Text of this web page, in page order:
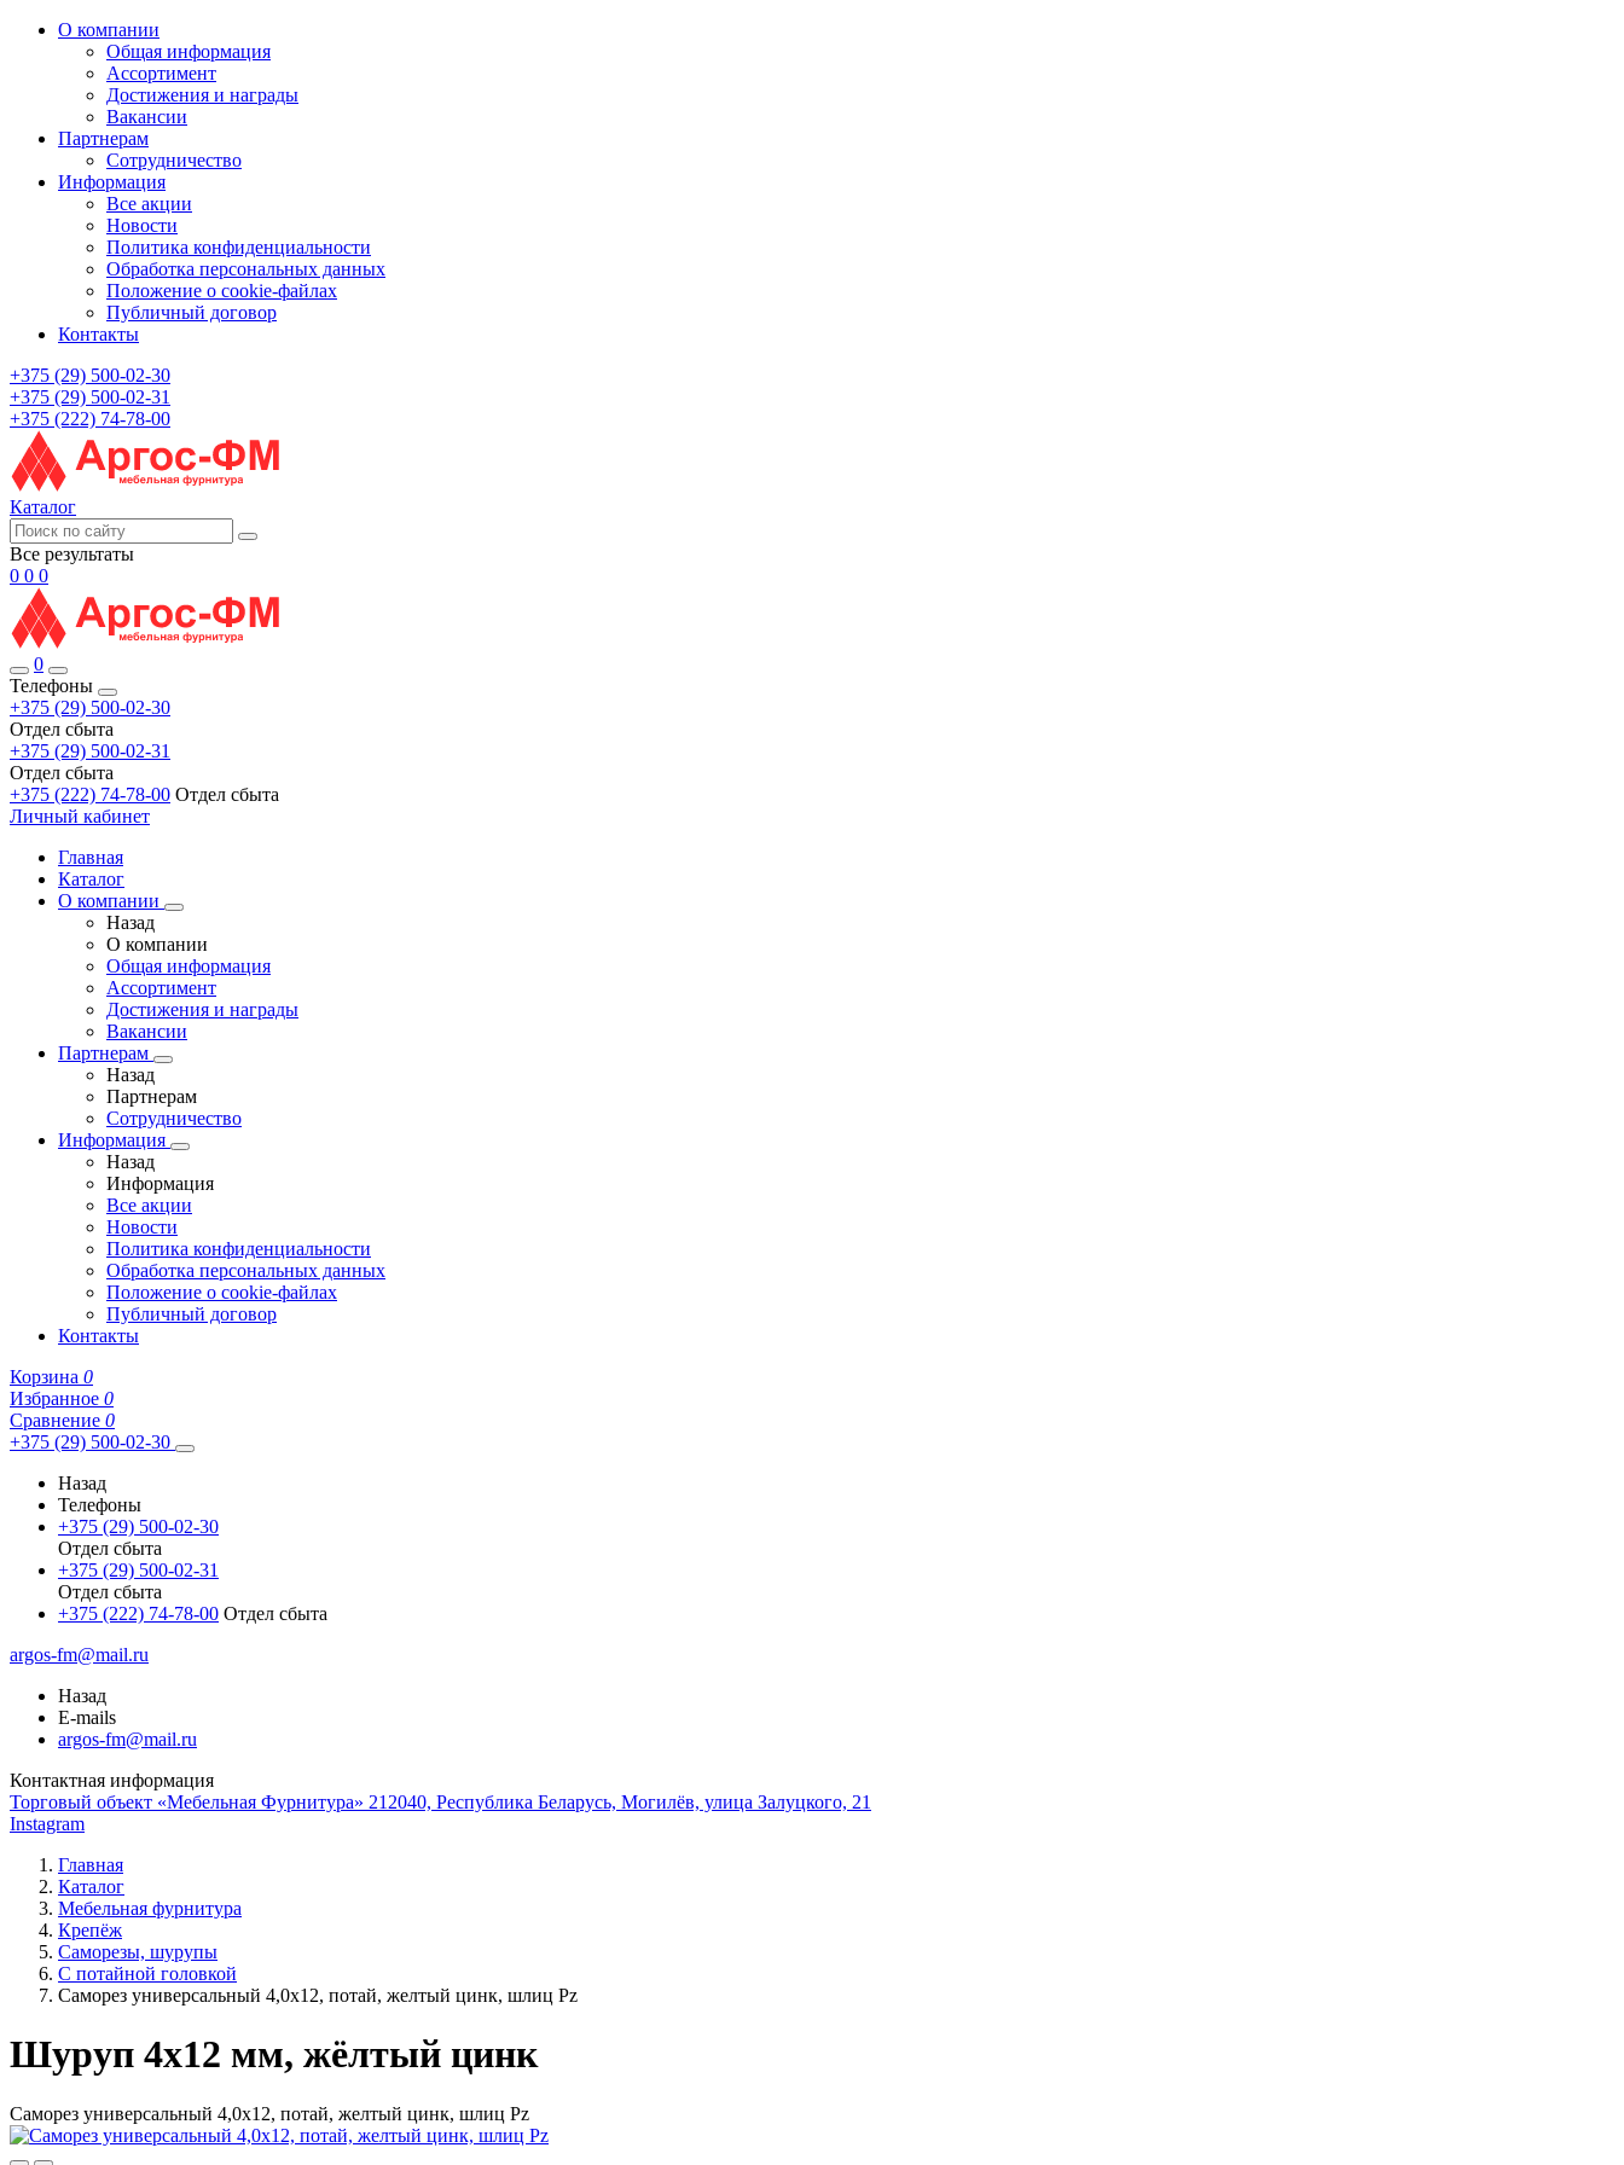
О компании
Общая информация
Ассортимент
Достижения и награды
Вакансии
Партнерам
Сотрудничество
Информация
Все акции
Новости
Политика конфиденциальности
Обработка персональных данных
Положение о cookie-файлах
Публичный договор
Контакты
+375 (29) 500-02-30
+375 (29) 500-02-31
+375 (222) 74-78-00
Каталог
Все результаты
0 0 0
0
Телефоны
+375 (29) 500-02-30
Отдел сбыта
+375 (29) 500-02-31
Отдел сбыта
+375 (222) 74-78-00 Отдел сбыта
Личный кабинет
Главная
Каталог
О компании
Назад
О компании
Общая информация
Ассортимент
Достижения и награды
Вакансии
Партнерам
Назад
Партнерам
Сотрудничество
Информация
Назад
Информация
Все акции
Новости
Политика конфиденциальности
Обработка персональных данных
Положение о cookie-файлах
Публичный договор
Контакты
Корзина 0
Избранное 0
Сравнение 0
+375 (29) 500-02-30
Назад
Телефоны
+375 (29) 500-02-30
Отдел сбыта
+375 (29) 500-02-31
Отдел сбыта
+375 (222) 74-78-00 Отдел сбыта
argos-fm@mail.ru
Назад
E-mails
argos-fm@mail.ru
Контактная информация
Торговый объект «Мебельная Фурнитура» 212040, Республика Беларусь, Могилёв, улица Залуцкого, 21
Instagram
Главная
Каталог
Мебельная фурнитура
Крепёж
Саморезы, шурупы
С потайной головкой
Саморез универсальный 4,0х12, потай, желтый цинк, шлиц Pz
Шуруп 4x12 мм, жёлтый цинк
Саморез универсальный 4,0х12, потай, желтый цинк, шлиц Pz